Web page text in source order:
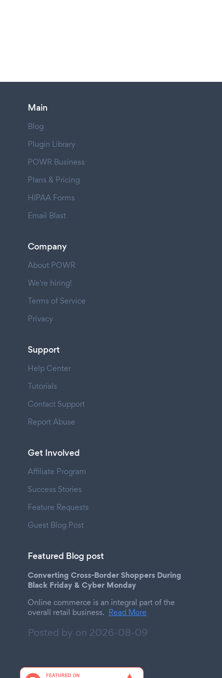
Main
Blog
Plugin Library
POWR Business
Plans & Pricing
HIPAA Forms
Email Blast
Company
About POWR
We're hiring!
Terms of Service
Privacy
Support
Help Center
Tutorials
Contact Support
Report Abuse
Get Involved
Affiliate Program
Success Stories
Feature Requests
Guest Blog Post
Featured Blog post
Converting Cross-Border Shoppers During
Black Friday & Cyber Monday
Online commerce is an integral part of the
overall retail business. Read More
Posted by on 2026-08-09